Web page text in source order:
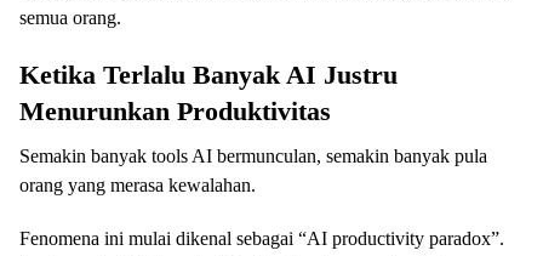
semua orang.
Ketika Terlalu Banyak AI Justru
Menurunkan Produktivitas
Semakin banyak tools AI bermunculan, semakin banyak pula
orang yang merasa kewalahan.
Fenomena ini mulai dikenal sebagai “AI productivity paradox”.